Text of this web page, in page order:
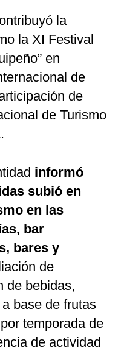
la
la XI Festival
en
de
de
de Turismo
informó
subió en
en las
bar
bares y
de
de bebidas,
base de frutas
temporada de
de actividad